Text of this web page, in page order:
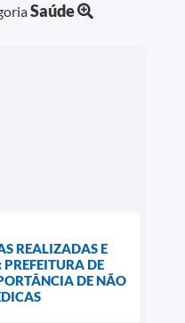
Saúde
REALIZADAS E
DE
DE NÃO